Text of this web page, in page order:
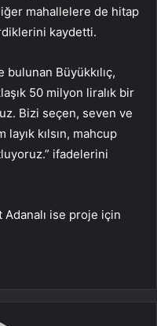
mahallelere de hitap
kaydetti.
bulunan Büyükkılıç,
50 milyon liralık bir
Bizi seçen, seven ve
kılsın, mahcup
ifadelerini
Adanalı ise proje için